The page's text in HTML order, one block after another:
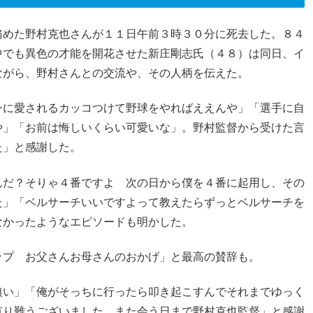
た野村克也さんが１１日午前３時３０分に死去した。８４
も異色の才能を開花させた新庄剛志氏（４８）は同日、イ
ら、野村さんとの交流や、その人柄を伝えた。
愛されるカッコつけて野球をやればええんや」「選手に自
「お前は悔しいくらい可愛いな」。野村監督から受けた言
と感謝した。
？そりゃ４番ですよ 次の日から僕を４番に起用し、その
「ベルサーチいいですよって教えたらずっとベルサーチを
ったようなエピソードも明かした。
お父さんお母さんのおかげ」と最高の賛辞も。
」「俺がそっちに行ったら叩き起こすんでそれまでゆっく